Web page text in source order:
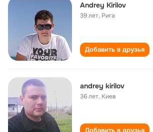
Andrey Kirilov
39 лет, Рига
Добавить в друзья
andrey kirilov
36 лет, Kиев
Добавить в друзья